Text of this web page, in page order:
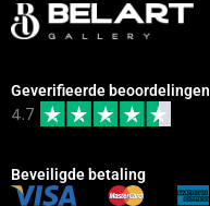
Geverifieerde beoordelingen
4.7
Beveiligde betaling